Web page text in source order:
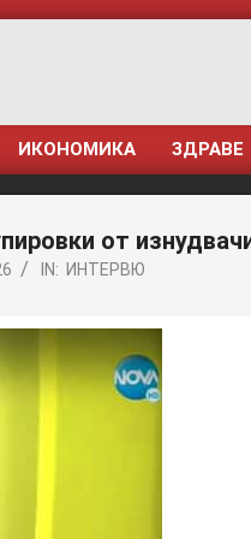
ИКОНОМИКА ЗДРАВЕ
от
IN: ИНТЕРВЮ